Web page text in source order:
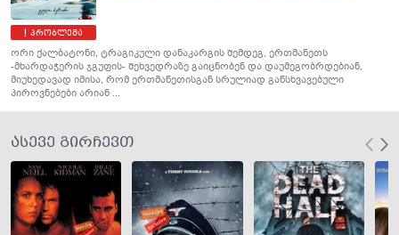
პრობლემა
ორი ქალბატონი, ტრაგიკული დანაკარგის შემდეგ, ერთმანეთს
-მხარდაჭერის ჯგუფის- შეხვედრაზე გაიცნობენ და დაუმეგობრდებიან,
მიუხედავად იმისა, რომ ერთმანეთისგან სრულიად განსხვავებული
პიროვნებები არიან ...
ასევე გირჩევთ